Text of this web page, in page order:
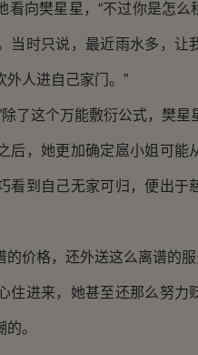
向樊星星，“不过你是怎么
当时只说，最近雨水多，让
外人进自己家门。”
这个万能敷衍公式，樊星星
，她更加确定扈小姐可能
看到自己无家可归，便出于
价格，还外送这么离谱的服
进来，她甚至还那么努力
。